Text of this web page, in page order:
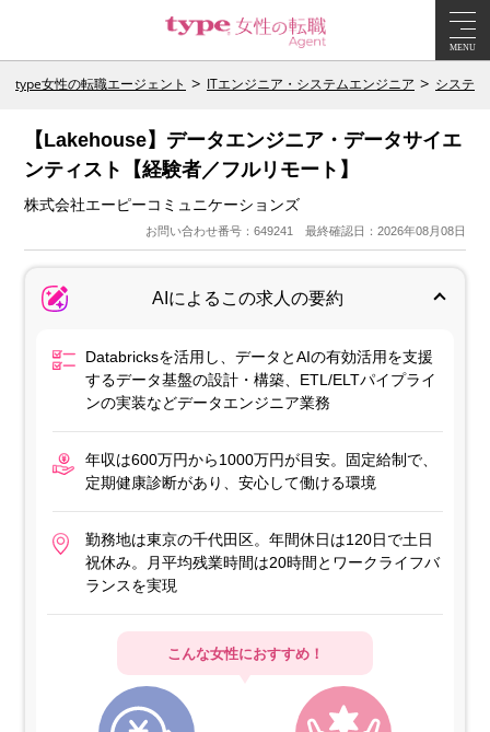
MENU
type女性の転職エージェント ITエンジニア・システムエンジニア システ
【Lakehouse】データエンジニア・データサイエ
ンティスト【経験者／フルリモート】
株式会社エーピーコミュニケーションズ
お問い合わせ番号：649241 最終確認日：2026年08月08日
AIによるこの求人の要約
Databricksを活用し、データとAIの有効活用を支援
するデータ基盤の設計・構築、ETL/ELTパイプライ
ンの実装などデータエンジニア業務
年収は600万円から1000万円が目安。固定給制で、
定期健康診断があり、安心して働ける環境
勤務地は東京の千代田区。年間休日は120日で土日
祝休み。月平均残業時間は20時間とワークライフバ
ランスを実現
こんな女性におすすめ！